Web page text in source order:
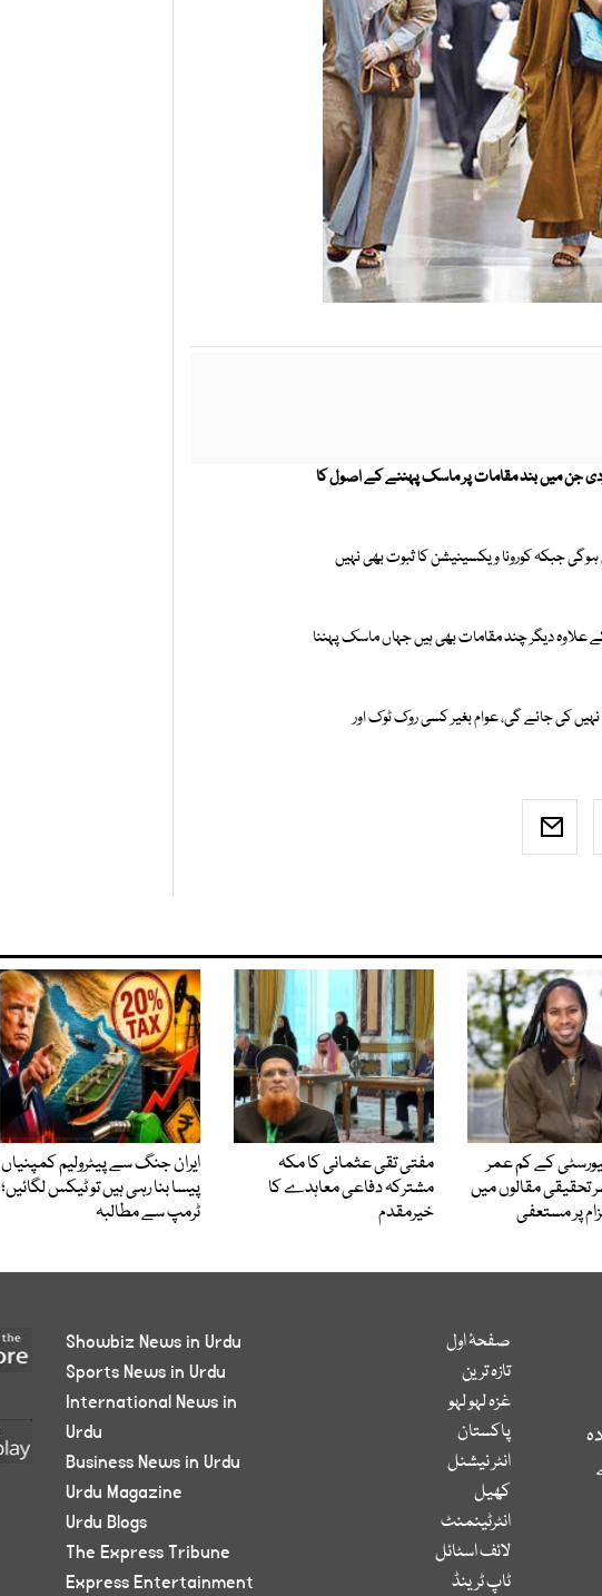
مزید نرمی کردی جن میں بند مقامات پر ماسک پہننے کے اصول کا
جبکہ کورونا ویکسینیشن کا ثبوت بھی نہیں
علاوہ دیگر چند مقامات بھی ہیں جہاں ماسک پہننا
کی جائے گی، عوام بغیر کسی روک ٹوک اور
کے کم عمر
تحقیقی مقالوں میں
پر مستعفی
مفتی تقی عثمانی کا مکہ
مشترکہ دفاعی معاہدے کا
خیرمقدم
ایران جنگ سے پیٹرولیم کمپنیاں
پیسا بنا رہی ہیں تو ٹیکس لگائیں؛
ٹرمپ سے مطالبہ
صفحۂ اول
تازہ ترین
غزہ لہو لہو
پاکستان
انٹر نیشنل
کھیل
انٹرٹینمنٹ
لائف اسٹائل
ٹاپ ٹرینڈ
Showbiz News in Urdu
Sports News in Urdu
International News in
Urdu
Business News in Urdu
Urdu Magazine
Urdu Blogs
The Express Tribune
Express Entertainment